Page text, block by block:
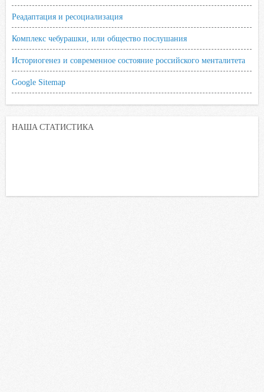
Реадаптация и ресоциализация
Комплекс чебурашки, или общество послушания
Историогенез и современное состояние российского менталитета
Google Sitemap
НАША СТАТИСТИКА